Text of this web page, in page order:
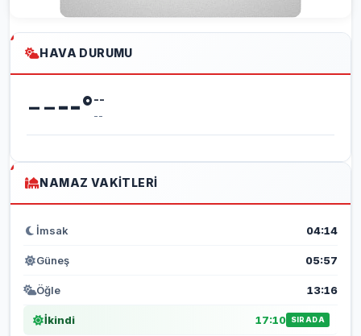
HAVA DURUMU
----°--
--
NAMAZ VAKITLERI
İmsak 04:14
Güneş 05:57
Öğle 13:16
İkindi 17:10 SIRADA